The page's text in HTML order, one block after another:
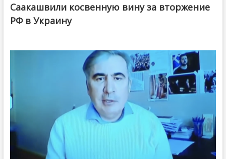
Саакашвили косвенную вину за вторжение
РФ в Украину